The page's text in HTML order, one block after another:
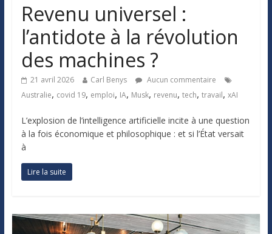
Revenu universel :
l’antidote à la révolution
des machines ?
21 avril 2026 Carl Benys
Aucun commentaire
Australie, covid 19, emploi, IA, Musk, revenu, tech, travail, xAI
L’explosion de l’intelligence artificielle incite à une question
à la fois économique et philosophique : et si l’État versait
à
Lire la suite